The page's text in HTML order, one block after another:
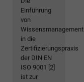
Einführung
von
Wissensmanagement
in die
Zertifizierungspraxis
der DIN EN
ISO 9001 [2]
ist zur